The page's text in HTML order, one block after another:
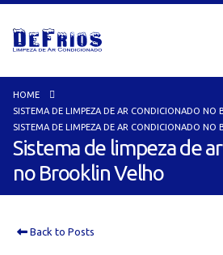
HOME
SISTEMA DE LIMPEZA DE AR CONDICIONADO NO
SISTEMA DE LIMPEZA DE AR CONDICIONADO NO
Sistema de limpeza de
no Brooklin Velho
Back to Posts